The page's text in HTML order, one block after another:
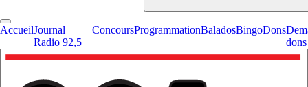
AccueilJournal
Radio 92,5
ConcoursProgrammationBaladosBingoDons
dons